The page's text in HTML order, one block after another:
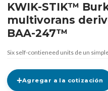
KWIK-STIK™
multivorans
BAA-247™
Six self-contieneed units de un
Agregar a la cotización